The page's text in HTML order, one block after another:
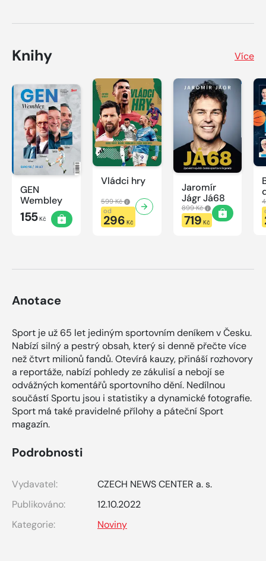
Knihy Více
GEN
Wembley
155Kč
Vládci hry
599 Kč
od
296 Kč
Jaromír
Jágr Já68
899 Kč
719 Kč
Anotace
Sport je už 65 let jediným sportovním deníkem v Česku.
Nabízí silný a pestrý obsah, který si denně přečte více
než čtvrt milionů fandů. Otevírá kauzy, přináší rozhovory
a reportáže, nabízí pohledy ze zákulisí a nebojí se
odvážných komentářů sportovního dění. Nedílnou
součástí Sportu jsou i statistiky a dynamické fotografie.
Sport má také pravidelné přílohy a páteční Sport
magazín.
Podrobnosti
Vydavatel:
CZECH NEWS CENTER a. s.
Publikováno:
12.10.2022
Kategorie:
Noviny